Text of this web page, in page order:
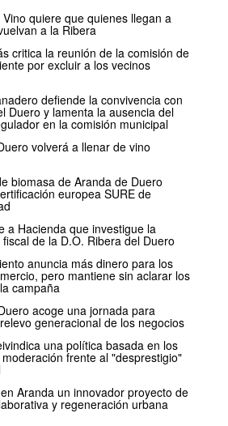
quiere que quienes llegan a
a la Ribera
critica la reunión de la comisión de
por excluir a los vecinos
defiende la convivencia con
Duero y lamenta la ausencia del
en la comisión municipal
volverá a llenar de vino
biomasa de Aranda de Duero
europea SURE de
a Hacienda que investigue la
de la D.O. Ribera del Duero
anuncia más dinero para los
pero mantiene sin aclarar los
campaña
acoge una jornada para
generacional de los negocios
una política basada en los
frente al "desprestigio"
Aranda un innovador proyecto de
y regeneración urbana